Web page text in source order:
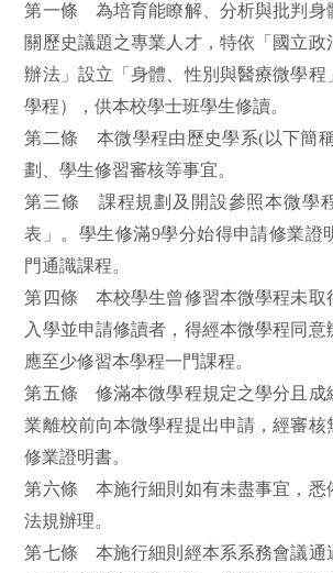
第一條 為培育能瞭解、分析與批判 身
關歷史議題之專業人才，特依「國立政
辦法」設立「身體、性別與醫療微學程
學程），供本校學士班學生修讀。
第二條 本微學程由歷史學系(以下簡
劃、學生修習審核等事宜。
第三條 課程規劃及開設參照本微學
表」。學生修滿9學分始得申請修業證
門通識課程。
第四條 本校學生曾修習本微學程未取
入學並申請修讀者，得經本微學程同意
應至少修習本學程一門課程。
第五條 修滿本微學程規定之學分且成
業離校前向本微學程提出申請，經審核
修業證明書。
第六條 本施行細則如有未盡事宜，悉
法規辦理。
第七條 本施行細則經本系系務會議通